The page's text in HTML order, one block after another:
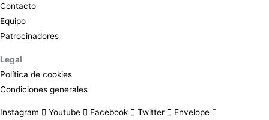
Contacto
Equipo
Patrocinadores
Legal
Política de cookies
Condiciones generales
Instagram Youtube Facebook Twitter Envelope